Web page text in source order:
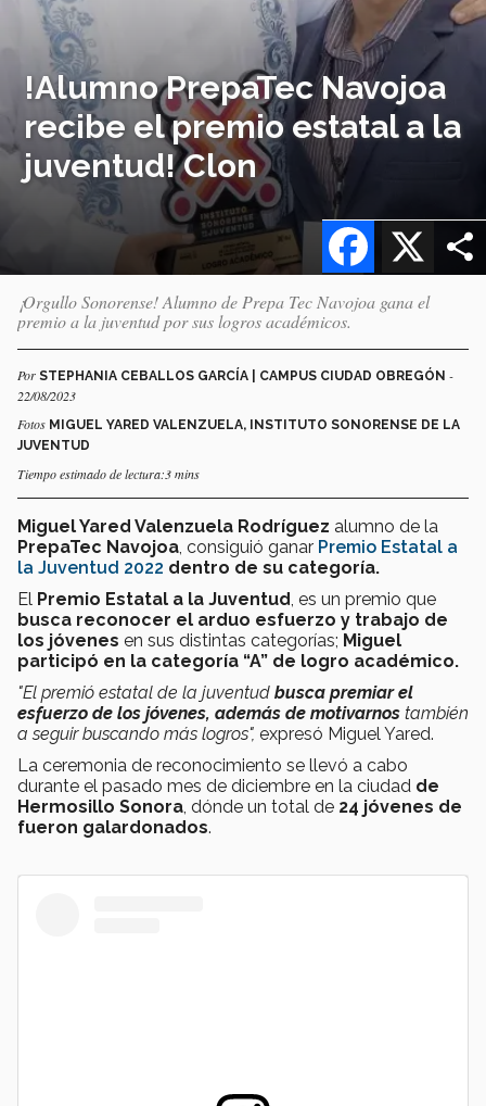
!Alumno PrepaTec Navojoa
recibe el premio estatal a la
juventud! Clon
X
Facebook
¡Orgullo Sonorense! Alumno de Prepa Tec Navojoa gana el
premio a la juventud por sus logros académicos.
Por STEPHANIA CEBALLOS GARCÍA | CAMPUS CIUDAD OBREGÓN -
22/08/2023
Fotos MIGUEL YARED VALENZUELA, INSTITUTO SONORENSE DE LA
JUVENTUD
Tiempo estimado de lectura:3 mins
Miguel Yared Valenzuela Rodríguez alumno de la
PrepaTec Navojoa , consiguió ganar Premio Estatal a
la Juventud 2022 dentro de su categoría.
El Premio Estatal a la Juventud , es un premio que
busca reconocer el arduo esfuerzo y trabajo de
los jóvenes en sus distintas categorías; Miguel
participó en la categoría “A” de logro académico.
"El premió estatal de la juventud busca premiar el
esfuerzo de los jóvenes, además de motivarnos también
a seguir buscando más logros", expresó Miguel Yared.
La ceremonia de reconocimiento se llevó a cabo
durante el pasado mes de diciembre en la ciudad de
Hermosillo Sonora , dónde un total de 24 jóvenes de
fueron galardonados.